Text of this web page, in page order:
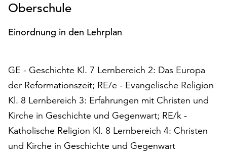
Ihr
jederzeit
widerrufen.
Dafür
steht
Ihnen
am
Ende
Seite
Oberschule
Einordnung in den Lehrplan
GE - Geschichte Kl. 7 Lernbereich 2: Das Europa
der Reformationszeit; RE/e - Evangelische Religion
Kl. 8 Lernbereich 3: Erfahrungen mit Christen und
Kirche in Geschichte und Gegenwart; RE/k -
Katholische Religion Kl. 8 Lernbereich 4: Christen
und Kirche in Geschichte und Gegenwart